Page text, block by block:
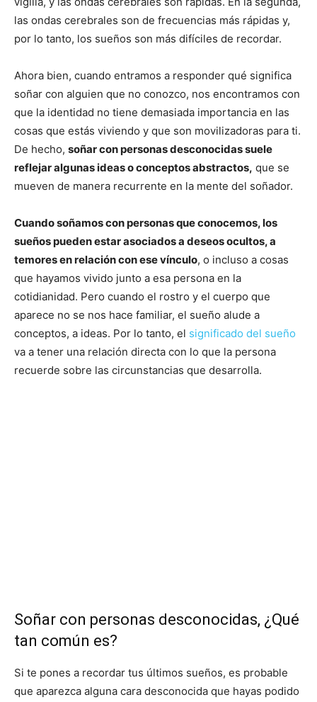
las ondas cerebrales son de frecuencias más rápidas y,
por lo tanto, los sueños son más difíciles de recordar.
Ahora bien, cuando entramos a responder qué significa
soñar con alguien que no conozco, nos encontramos con
que la identidad no tiene demasiada importancia en las
cosas que estás viviendo y que son movilizadoras para ti.
De hecho, soñar con personas desconocidas suele
reflejar algunas ideas o conceptos abstractos, que se
mueven de manera recurrente en la mente del soñador.
Cuando soñamos con personas que conocemos, los
sueños pueden estar asociados a deseos ocultos, a
temores en relación con ese vínculo, o incluso a cosas
que hayamos vivido junto a esa persona en la
cotidianidad. Pero cuando el rostro y el cuerpo que
aparece no se nos hace familiar, el sueño alude a
conceptos, a ideas. Por lo tanto, el significado del sueño
va a tener una relación directa con lo que la persona
recuerde sobre las circunstancias que desarrolla.
Soñar con personas desconocidas, ¿Qué
tan común es?
Si te pones a recordar tus últimos sueños, es probable
que aparezca alguna cara desconocida que hayas podido